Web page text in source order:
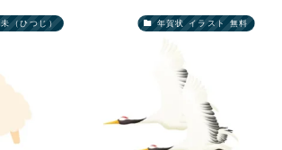
未（ひつじ） 年賀状 イラスト 無料